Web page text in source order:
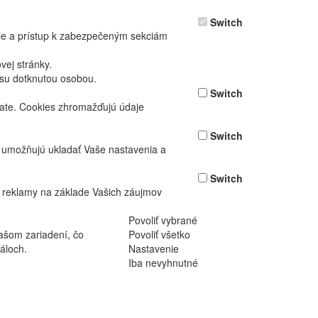
a prístup k zabezpečeným sekciám
stránky.
dotknutou osobou.
Switch
Cookies zhromažďujú údaje
Switch
ukladať Vaše nastavenia a
Switch
na základe Vašich záujmov
Switch
Povoliť vybrané
zariadení, čo
Povoliť všetko
Nastavenie
Iba nevyhnutné